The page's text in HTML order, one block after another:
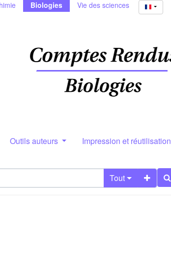
Biologies Vie des sciences
Outils auteurs Impression et réutilisation
Tout